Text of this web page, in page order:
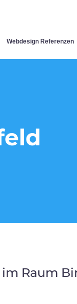
Webdesign Referenzen
Raum